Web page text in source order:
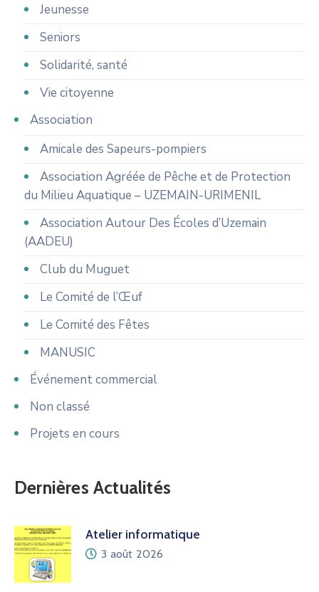
Jeunesse
Seniors
Solidarité, santé
Vie citoyenne
Association
Amicale des Sapeurs-pompiers
Association Agréée de Pêche et de Protection
du Milieu Aquatique – UZEMAIN-URIMENIL
Association Autour Des Écoles d’Uzemain
(AADEU)
Club du Muguet
Le Comité de l’Œuf
Le Comité des Fêtes
MANUSIC
Événement commercial
Non classé
Projets en cours
Dernières Actualités
Atelier informatique
3 août 2026